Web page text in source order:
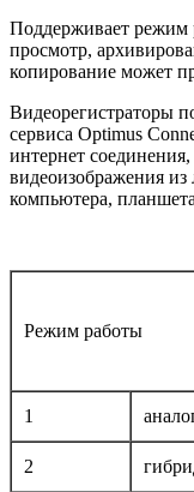
Поддерживает режим
просмотр,
копирование может
Видеорегистраторы
сервиса Optimus
интернет
видеоизображения
компьютера,
Режим работы
1
2